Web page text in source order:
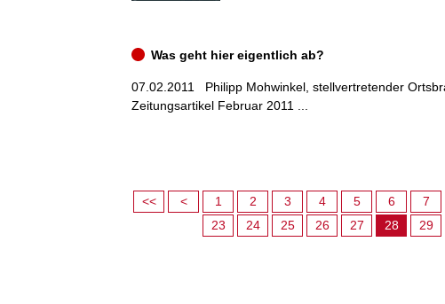
Was geht hier eigentlich ab?
07.02.2011 Philipp Mohwinkel, stellvertretender
Zeitungsartikel Februar 2011 ...
<< < 1 2 3 4 5 6 7
23
24 25 26 27 28 29